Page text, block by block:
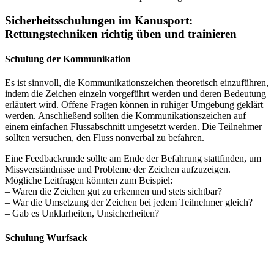
Sicherheitsschulungen im Kanusport:
Rettungstechniken richtig üben und trainieren
Schulung der Kommunikation
Es ist sinnvoll, die Kommunikationszeichen theoretisch einzuführen,
indem die Zeichen einzeln vorgeführt werden und deren Bedeutung
erläutert wird. Offene Fragen können in ruhiger Umgebung geklärt
werden. Anschließend sollten die Kommunikationszeichen auf
einem einfachen Flussabschnitt umgesetzt werden. Die Teilnehmer
sollten versuchen, den Fluss nonverbal zu befahren.
Eine Feedbackrunde sollte am Ende der Befahrung stattfinden, um
Missverständnisse und Probleme der Zeichen aufzuzeigen.
Mögliche Leitfragen könnten zum Beispiel:
– Waren die Zeichen gut zu erkennen und stets sichtbar?
– War die Umsetzung der Zeichen bei jedem Teilnehmer gleich?
– Gab es Unklarheiten, Unsicherheiten?
Schulung Wurfsack